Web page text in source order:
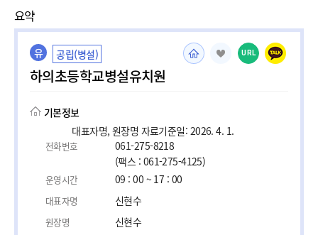
요약
유 공립(병설)
하의초등학교병설유치원
URL
기본정보
대표자명, 원장명 자료기준일: 2026. 4. 1.
전화번호
061-275-8218
(팩스 : 061-275-4125)
운영시간 09 : 00 ~ 17 : 00
대표자명 신현수
원장명 신현수